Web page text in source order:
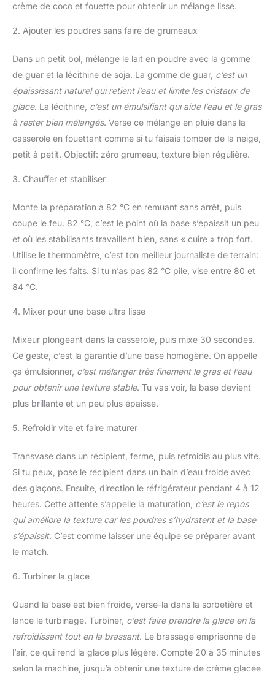
crème de coco et fouette pour obtenir un mélange lisse.
2. Ajouter les poudres sans faire de grumeaux
Dans un petit bol, mélange le lait en poudre avec la gomme
de guar et la lécithine de soja. La gomme de guar, c’est un
épaississant naturel qui retient l’eau et limite les cristaux de
glace. La lécithine, c’est un émulsifiant qui aide l’eau et le gras
à rester bien mélangés. Verse ce mélange en pluie dans la
casserole en fouettant comme si tu faisais tomber de la neige,
petit à petit. Objectif: zéro grumeau, texture bien régulière.
3. Chauffer et stabiliser
Monte la préparation à 82 °C en remuant sans arrêt, puis
coupe le feu. 82 °C, c’est le point où la base s’épaissit un peu
et où les stabilisants travaillent bien, sans « cuire » trop fort.
Utilise le thermomètre, c’est ton meilleur journaliste de terrain:
il confirme les faits. Si tu n’as pas 82 °C pile, vise entre 80 et
84 °C.
4. Mixer pour une base ultra lisse
Mixeur plongeant dans la casserole, puis mixe 30 secondes.
Ce geste, c’est la garantie d’une base homogène. On appelle
ça émulsionner, c’est mélanger très finement le gras et l’eau
pour obtenir une texture stable. Tu vas voir, la base devient
plus brillante et un peu plus épaisse.
5. Refroidir vite et faire maturer
Transvase dans un récipient, ferme, puis refroidis au plus vite.
Si tu peux, pose le récipient dans un bain d’eau froide avec
des glaçons. Ensuite, direction le réfrigérateur pendant 4 à 12
heures. Cette attente s’appelle la maturation, c’est le repos
qui améliore la texture car les poudres s’hydratent et la base
s’épaissit. C’est comme laisser une équipe se préparer avant
le match.
6. Turbiner la glace
Quand la base est bien froide, verse-la dans la sorbetière et
lance le turbinage. Turbiner, c’est faire prendre la glace en la
refroidissant tout en la brassant. Le brassage emprisonne de
l’air, ce qui rend la glace plus légère. Compte 20 à 35 minutes
selon la machine, jusqu’à obtenir une texture de crème glacée